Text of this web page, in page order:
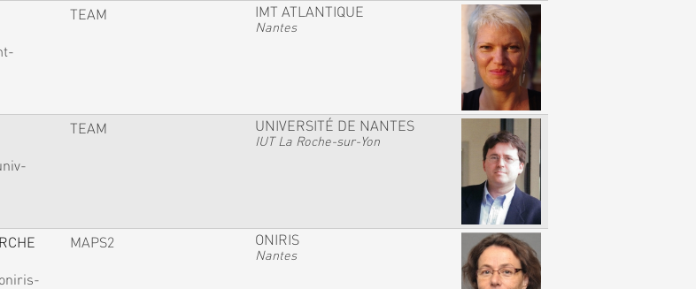
TEAM IMT ATLANTIQUE
Nantes
TEAM UNIVERSITÉ DE NANTES
IUT La Roche-sur-Yon
MAPS2 ONIRIS
Nantes